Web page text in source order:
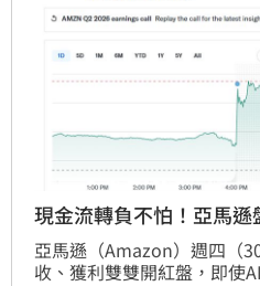
現金流轉負不怕！亞馬
亞馬遜（Amazon）週四（
收、獲利雙雙開紅盤，即使